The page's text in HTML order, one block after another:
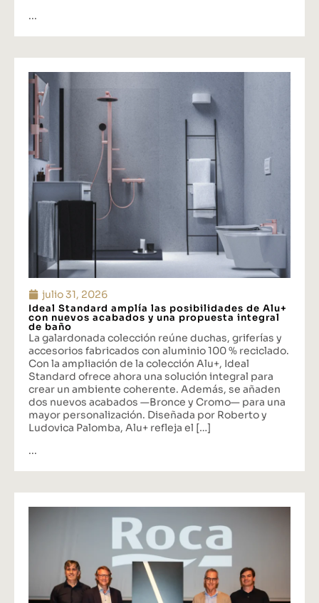
...
julio 31, 2026
Ideal Standard amplía las posibilidades de Alu+
con nuevos acabados y una propuesta integral
de baño
La galardonada colección reúne duchas, griferías y
accesorios fabricados con aluminio 100 % reciclado.
Con la ampliación de la colección Alu+, Ideal
Standard ofrece ahora una solución integral para
crear un ambiente coherente. Además, se añaden
dos nuevos acabados —Bronce y Cromo— para una
mayor personalización. Diseñada por Roberto y
Ludovica Palomba, Alu+ refleja el […]
...